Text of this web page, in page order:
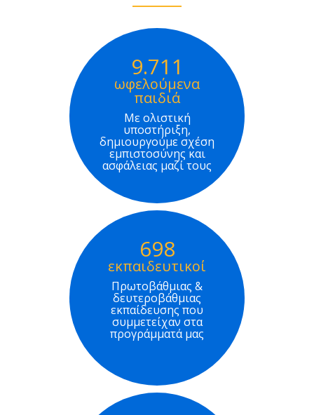
9.711
ωφελούμενα
παιδιά
Με ολιστική
υποστήριξη,
δημιουργούμε σχέση
εμπιστοσύνης και
ασφάλειας μαζί τους
698
εκπαιδευτικοί
Πρωτοβάθμιας &
δευτεροβάθμιας
εκπαίδευσης που
συμμετείχαν στα
προγράμματά μας